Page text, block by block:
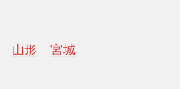
山形 宮城